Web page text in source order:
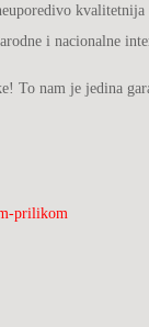
i nacionalne
To nam je jedina
prilikom